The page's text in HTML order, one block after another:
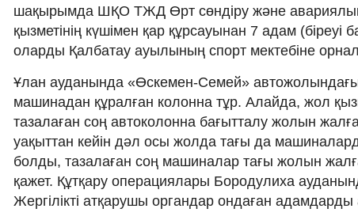
шақырымда ШҚО ТЖД Өрт сөндіру және
қызметінің күшімен қар құрсауынан 7 адам
оларды Қалбатау ауылының спорт мектебіне
Ұлан ауданында «Өскемен-Семей»
машинадан құралған колонна тұр. Алайда, жол
тазалаған соң автоколонна бағытталу жолын
уақыттан кейін дәл осы жолда тағы да
болды, тазалаған соң машиналар тағы жолын
қажет. Құтқару операциялары Бородулиха
Жергілікті атқарушы органдар ондаған